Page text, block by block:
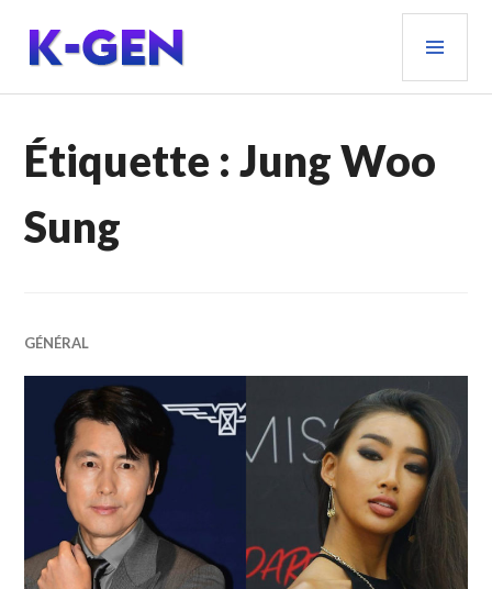
contenu
principal
K-GEN
Étiquette :Jung Woo
Sung
GÉNÉRAL